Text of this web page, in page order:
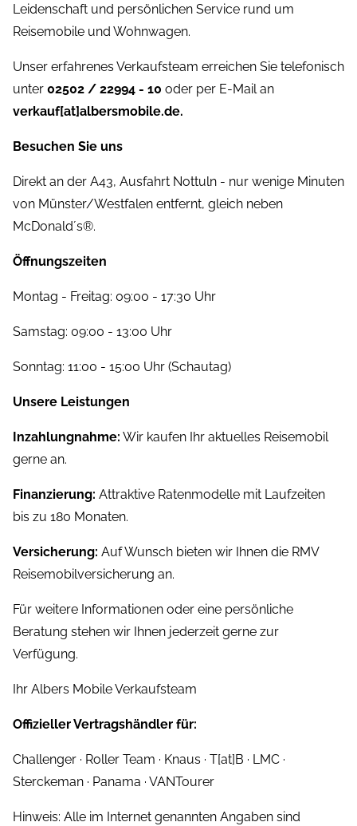
Leidenschaft und persönlichen Service rund um
Reisemobile und Wohnwagen.
Unser erfahrenes Verkaufsteam erreichen Sie telefonisch
unter 02502 / 22994 - 10 oder per E-Mail an
verkauf[at]albersmobile.de.
Besuchen Sie uns
Direkt an der A43, Ausfahrt Nottuln - nur wenige Minuten
von Münster/Westfalen entfernt, gleich neben
McDonald´s®.
Öffnungszeiten
Montag - Freitag: 09:00 - 17:30 Uhr
Samstag: 09:00 - 13:00 Uhr
Sonntag: 11:00 - 15:00 Uhr (Schautag)
Unsere Leistungen
Inzahlungnahme: Wir kaufen Ihr aktuelles Reisemobil
gerne an.
Finanzierung: Attraktive Ratenmodelle mit Laufzeiten
bis zu 180 Monaten.
Versicherung: Auf Wunsch bieten wir Ihnen die RMV
Reisemobilversicherung an.
Für weitere Informationen oder eine persönliche
Beratung stehen wir Ihnen jederzeit gerne zur
Verfügung.
Ihr Albers Mobile Verkaufsteam
Offizieller Vertragshändler für:
Challenger · Roller Team · Knaus · T[at]B · LMC ·
Sterckeman · Panama · VANTourer
Hinweis: Alle im Internet genannten Angaben sind